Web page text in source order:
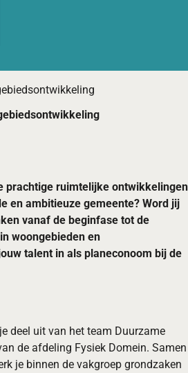
prachtige ruimtelijke ontwikkelingen
en ambitieuze gemeente? Word jij
vanaf de beginfase tot de
woongebieden en
talent in als planeconoom bij de
deel uit van het team Duurzame
de afdeling Fysiek Domein. Samen
je binnen de vakgroep grondzaken